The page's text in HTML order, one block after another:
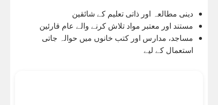
دینی مطالعہ اور ذاتی تعلیم کے شائقین
مستند اور معتبر مواد تلاش کرنے والے عام قارئین
مساجد، مدارس اور کتب خانوں میں حوالہ جاتی
استعمال کے لیے